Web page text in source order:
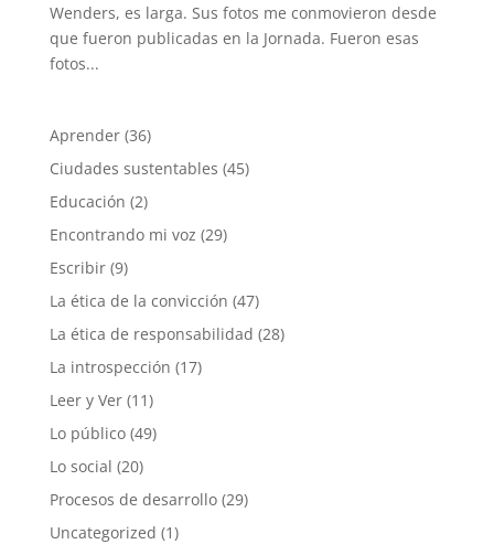
Wenders, es larga. Sus fotos me conmovieron desde
que fueron publicadas en la Jornada. Fueron esas
fotos...
Aprender(36)
Ciudades sustentables (45)
Educación (2)
Encontrando mi voz (29)
Escribir(9)
La ética de la convicción (47)
La ética de responsabilidad (28)
La introspección (17)
Leer y Ver(11)
Lo público(49)
Lo social (20)
Procesos de desarrollo(29)
Uncategorized (1)